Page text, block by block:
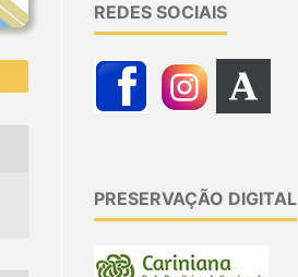
REDES SOCIAIS
PRESERVAÇÃO DIGITAL